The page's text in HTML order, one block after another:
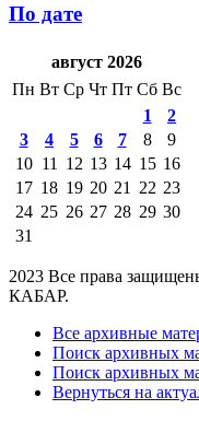
По дате
август 2026
Пн Вт Ср Чт Пт Сб Вс
1
2
3
4 5 6 7 8
9
10 11 12 13 14 15 16
17 18 19 20 21 22 23
24 25 26 27 28 29 30
31
2023 Все права
КАБАР.
Все архивные
Поиск архивных
Поиск архивных
Вернуться на